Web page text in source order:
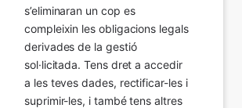
s’eliminaran un cop es
compleixin les obligacions legals
derivades de la gestió
sol·licitada. Tens dret a accedir
a les teves dades, rectificar-les i
suprimir-les, i també tens altres